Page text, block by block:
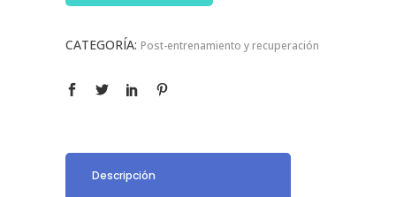
CATEGORÍA: Post-entrenamiento y recuperación
Descripción